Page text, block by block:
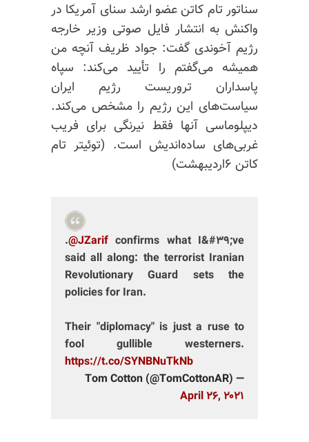
سناتور تام کاتن عضو ارشد سنای آمریکا در
واکنش به انتشار فایل صوتی وزیر خارجه
رژیم آخوندی گفت: جواد ظریف آنچه من
همیشه می‌گفتم را تأیید می‌کند: سپاه
پاسداران تروریست رژیم ایران
سیاست‌های این رژیم را مشخص می‌کند.
دیپلوماسی آنها فقط نیرنگی برای فریب
غربی‌های ساده‌اندیش است. (توئیتر تام
کاتن ۶اردیبهشت)
.@JZarif confirms what I&#۳۹;ve
said all along: the terrorist Iranian
Revolutionary Guard sets the
policies for Iran.
Their "diplomacy" is just a ruse to
fool gullible westerners.
https://t.co/SYNBNuTkNb
— Tom Cotton (@TomCottonAR)
April ۲۶, ۲۰۲۱